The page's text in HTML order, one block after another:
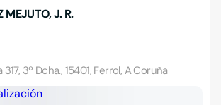
MEJUTO, J. R.
3º Dcha., 15401, Ferrol, A Coruña